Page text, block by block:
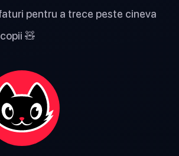
pentru a trece peste cineva
🧸